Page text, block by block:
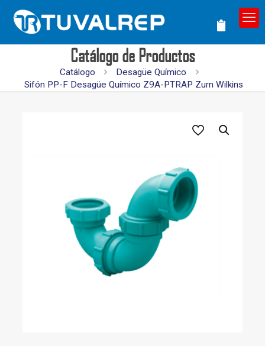
Catálogo de Productos
Catálogo
Desagüe Químico
Sifón PP-F Desagüe Químico Z9A-PTRAP Zurn Wilkins